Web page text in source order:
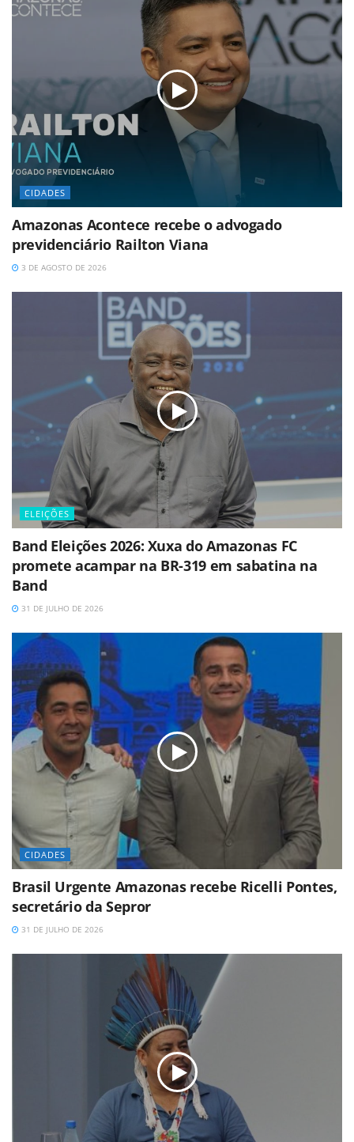
CIDADES
Amazonas Acontece recebe o advogado
previdenciário Railton Viana
3 DE AGOSTO DE 2026
ELEIÇÕES
Band Eleições 2026: Xuxa do Amazonas FC
promete acampar na BR-319 em sabatina na
Band
31 DE JULHO DE 2026
CIDADES
Brasil Urgente Amazonas recebe Ricelli Pontes,
secretário da Sepror
31 DE JULHO DE 2026